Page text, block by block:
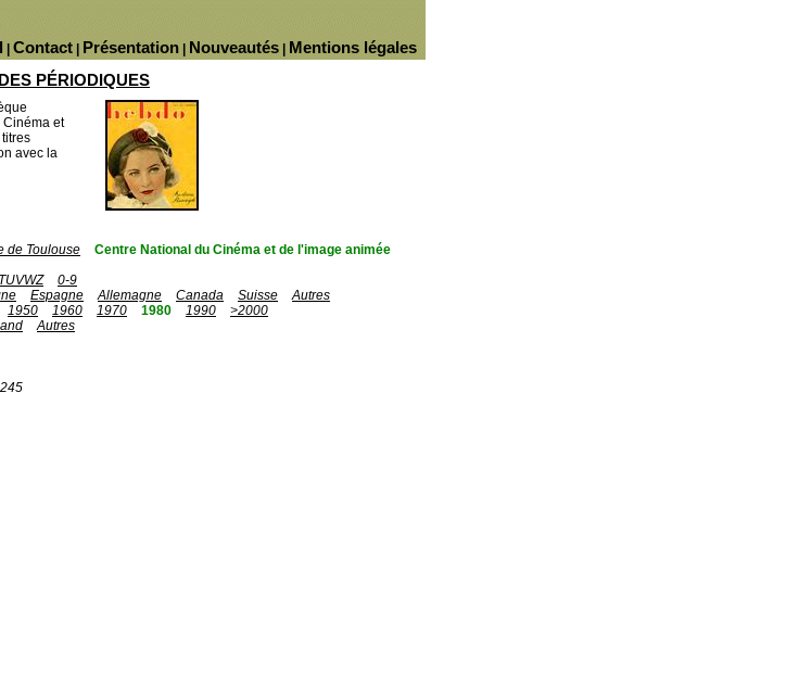
Mentions légales
Nouveautés
Présentation
Contact
PÉRIODIQUES
Cinéma et
avec la
de Toulouse
Centre National du Cinéma et de l'image animée
TUVWZ
0-9
Espagne Allemagne Canada Suisse
Autres
1950 1960 1970 1980 1990
>2000
Autres